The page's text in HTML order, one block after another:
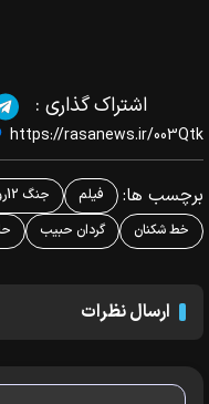
اشتراک گذاری :
https://rasanews.ir/003Qtk
برچسب ها: فیلم جنگ 12روزه
خط شکنان
گردان حبیب
ارسال نظرات